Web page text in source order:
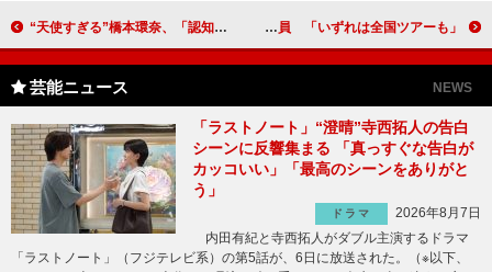
“天使すぎる”橋本環奈、「認知度１００％のアイドルに」 テレビ東京「世界卓球２０１４」ＣＭに出演 さんみゅ～、ライブで１５００人動員 「いずれは全国ツアーも」
芸能ニュース NEWS
「ラストノート」“澄晴”寺西拓人の告白
シーンに反響集まる 「真っすぐな告白が
カッコいい」「最高のシーンをありがと
う」
ドラマ
2026年8月7日
内田有紀と寺西拓人がダブル主演するドラマ
「ラストノート」（フジテレビ系）の第5話が、6日に放送された。（※以下、